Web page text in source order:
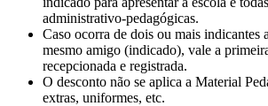
administrativo-pedagógicas.
Caso ocorra de dois ou mais indicantes
mesmo amigo (indicado), vale a
recepcionada e registrada.
O desconto não se aplica a Material
extras, uniformes, etc.